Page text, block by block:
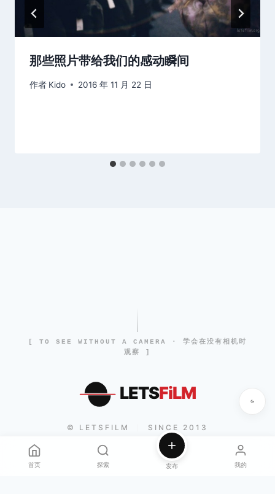
那些照片带给我们的感动瞬间
作者 Kido 2016 年 11 月 22 日
[ TO SEE WITHOUT A CAMERA · 学会在没有相机时
观察 ]
LETSFiLM
© LETSFILM SINCE 2013
首页 探索 发布 我的